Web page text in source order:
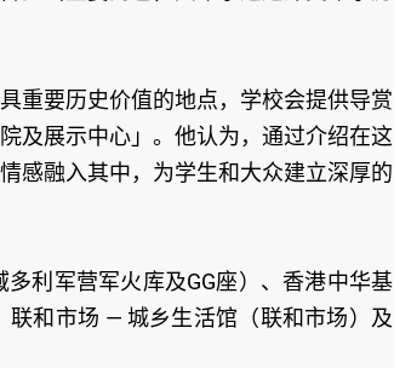
重要历史价值的地点，学校会提供导赏
及展示中心」。他认为，通过介绍在这
感融入其中，为学生和大众建立深厚的
利军营军火库及GG座）、香港中华基
和市场 — 城乡生活馆（联和市场）及